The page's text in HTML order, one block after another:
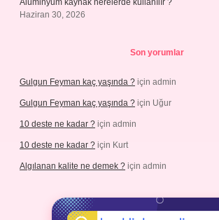
Alüminyum kaynak nerelerde kullanılır ?
Haziran 30, 2026
Son yorumlar
Gulgun Feyman kaç yaşında ? için admin
Gulgun Feyman kaç yaşında ? için Uğur
10 deste ne kadar ? için admin
10 deste ne kadar ? için Kurt
Algılanan kalite ne demek ? için admin